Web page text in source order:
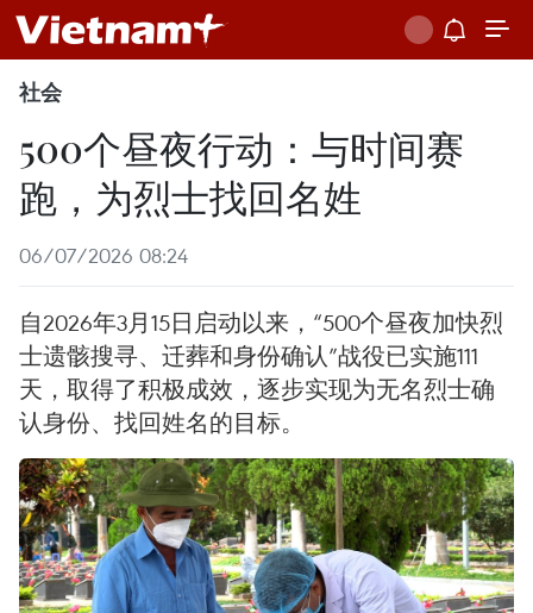
社会
500个昼夜行动：与时间赛
跑，为烈士找回名姓
06/07/2026 08:24
自2026年3月15日启动以来，“500个昼夜加快烈
士遗骸搜寻、迁葬和身份确认”战役已实施111
天，取得了积极成效，逐步实现为无名烈士确
认身份、找回姓名的目标。